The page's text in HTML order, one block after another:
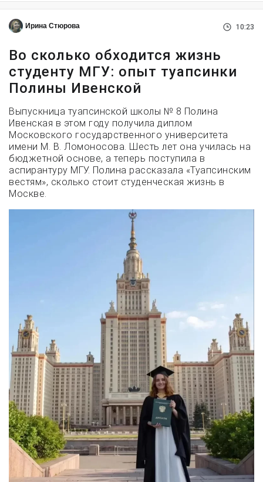
Ирина Стюрова 10:23
Во сколько обходится жизнь
студенту МГУ: опыт туапсинки
Полины Ивенской
Выпускница туапсинской школы № 8 Полина
Ивенская в этом году получила диплом
Московского государственного университета
имени М. В. Ломоносова. Шесть лет она училась на
бюджетной основе, а теперь поступила в
аспирантуру МГУ. Полина рассказала «Туапсинским
вестям», сколько стоит студенческая жизнь в
Москве.